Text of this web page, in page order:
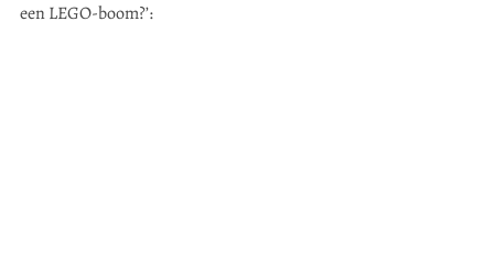
een LEGO-boom?’: